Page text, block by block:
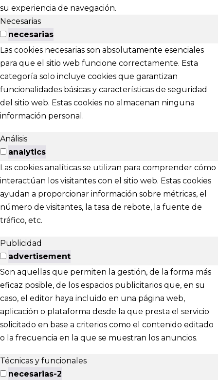
su experiencia de navegación.
Necesarias
necesarias
Las cookies necesarias son absolutamente esenciales
para que el sitio web funcione correctamente. Esta
categoría solo incluye cookies que garantizan
funcionalidades básicas y características de seguridad
del sitio web. Estas cookies no almacenan ninguna
información personal.
Análisis
analytics
Las cookies analíticas se utilizan para comprender cómo
interactúan los visitantes con el sitio web. Estas cookies
ayudan a proporcionar información sobre métricas, el
número de visitantes, la tasa de rebote, la fuente de
tráfico, etc.
Publicidad
advertisement
Son aquellas que permiten la gestión, de la forma más
eficaz posible, de los espacios publicitarios que, en su
caso, el editor haya incluido en una página web,
aplicación o plataforma desde la que presta el servicio
solicitado en base a criterios como el contenido editado
o la frecuencia en la que se muestran los anuncios.
Técnicas y funcionales
necesarias-2